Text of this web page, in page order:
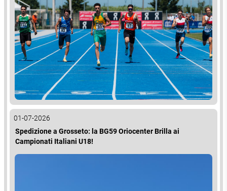
01-07-2026
Spedizione a Grosseto: la BG59 Oriocenter Brilla ai
Campionati Italiani U18!